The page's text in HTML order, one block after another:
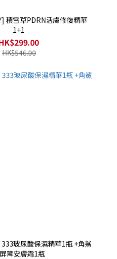
積雪草PDRN活膚修復精華
1+1
HK$546.00
玻尿酸保濕精華1瓶 +角鯊
障安膚霜1瓶